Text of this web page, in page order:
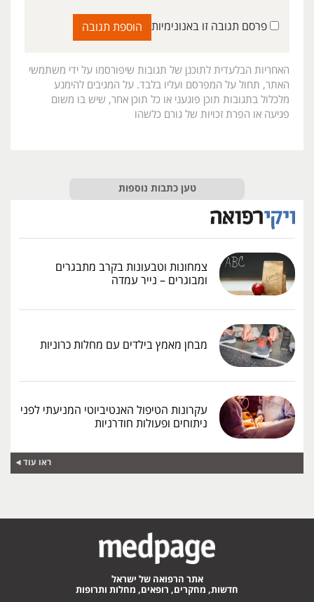
פרסם תגובה זו באנונימיות
האחריות הבלעדית לתוכנן של תגובות שיפורסמו על ידי משתמשי
האתר, תחול על המפרסם ועליו בלבד. על המגיבים להימנע
מלכלול בתגובות תוכן פוגעני או כל תוכן אחר, שיש בו משום
פגיעה או הפרת זכויות של גורם כלשהו
טען כתבות נוספות
צמחונות וטבעונות בקרב מתבגרים
ומבוגרים – נייר עמדה
מבחן מאמץ בילדים עם מחלות כרוניות
עקרונות הטיפול האנטיביוטי המניעתי לפני
ניתוחים ופעולות חודרניות
ראו עוד
אתר הרפואה של ישראל
חדשות, מחקרים, רופאים, מחלות ותרופות